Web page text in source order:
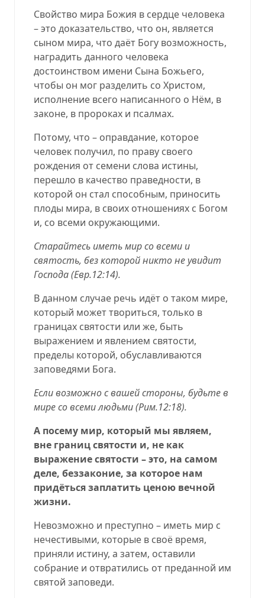
Cвойство мира Божия в сердце человека
– это доказательство, что он, является
сыном мира, что даёт Богу возможность,
наградить данного человека
достоинством имени Сына Божьего,
чтобы он мог разделить со Христом,
исполнение всего написанного о Нём, в
законе, в пророках и псалмах.
Потому, что – оправдание, которое
человек получил, по праву своего
рождения от семени слова истины,
перешло в качество праведности, в
которой он стал способным, приносить
плоды мира, в своих отношениях с Богом
и, со всеми окружающими.
Старайтесь иметь мир со всеми и
святость, без которой никто не увидит
Господа (Евр.12:14).
В данном случае речь идёт о таком мире,
который может твориться, только в
границах святости или же, быть
выражением и явлением святости,
пределы которой, обуславливаются
заповедями Бога.
Если возможно с вашей стороны, будьте в
мире со всеми людьми (Рим.12:18).
А посему мир, который мы являем,
вне границ святости и, не как
выражение святости – это, на самом
деле, беззаконие, за которое нам
придёться заплатить ценою вечной
жизни.
Невозможно и преступно – иметь мир с
нечестивыми, которые в своё время,
приняли истину, а затем, оставили
собрание и отвратились от преданной им
святой заповеди.